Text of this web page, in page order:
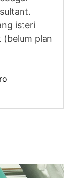
isteri
(belum plan